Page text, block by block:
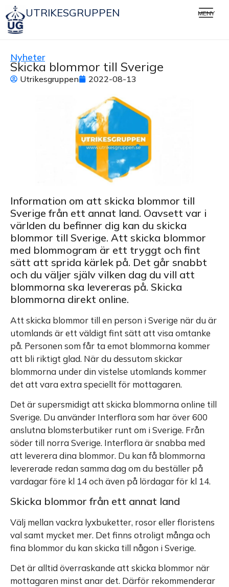
UTRIKESGRUPPEN MENY
Nyheter
Skicka blommor till Sverige
Utrikesgruppen 2022-08-13
Information om att skicka blommor till
Sverige från ett annat land. Oavsett var i
världen du befinner dig kan du skicka
blommor till Sverige. Att skicka blommor
med blommogram är ett tryggt och fint
sätt att sprida kärlek på. Det går snabbt
och du väljer själv vilken dag du vill att
blommorna ska levereras på. Skicka
blommorna direkt online.
Att skicka blommor till en person i Sverige när du är
utomlands är ett väldigt fint sätt att visa omtanke
på. Personen som får ta emot blommorna kommer
att bli riktigt glad. När du dessutom skickar
blommorna under din vistelse utomlands kommer
det att vara extra speciellt för mottagaren.
Det är supersmidigt att skicka blommorna online till
Sverige. Du använder Interflora som har över 600
anslutna blomsterbutiker runt om i Sverige. Från
söder till norra Sverige. Interflora är snabba med
att leverera dina blommor. Du kan få blommorna
levererade redan samma dag om du beställer på
vardagar före kl 14 och även på lördagar för kl 14.
Skicka blommor från ett annat land
Välj mellan vackra lyxbuketter, rosor eller floristens
val samt mycket mer. Det finns otroligt många och
fina blommor du kan skicka till någon i Sverige.
Det är alltid överraskande att skicka blommor när
mottagaren minst anar det. Därför rekommenderar